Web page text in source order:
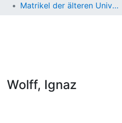
Matrikel der älteren Universität
Wolff, Ignaz